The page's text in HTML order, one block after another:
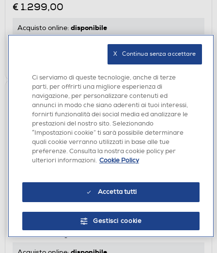
€ 1.299,00
Acquisto online: disponibile
Ritiro in negozio in 30' gratuito:verifica
Ci serviamo di queste tecnologie, anche di terze
parti, per offrirti una migliore esperienza di
navigazione, per personalizzare contenuti ed
annunci in modo che siano aderenti ai tuoi interessi,
fornirti funzionalità dei social media ed analizzare le
prestazioni del nostro sito. Selezionando
“Impostazioni cookie” ti sarà possibile determinare
quali cookie verranno utilizzati in base alle tue
preferenze. Consulta la nostra cookie policy per
ulteriori informazioni. Cookie Policy
Accetta tutti
Gestisci cookie
X   Continua senza accettare